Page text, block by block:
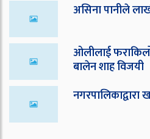
असिना पानीले
ओ‌लीलाई
बालेन शाह विजयी